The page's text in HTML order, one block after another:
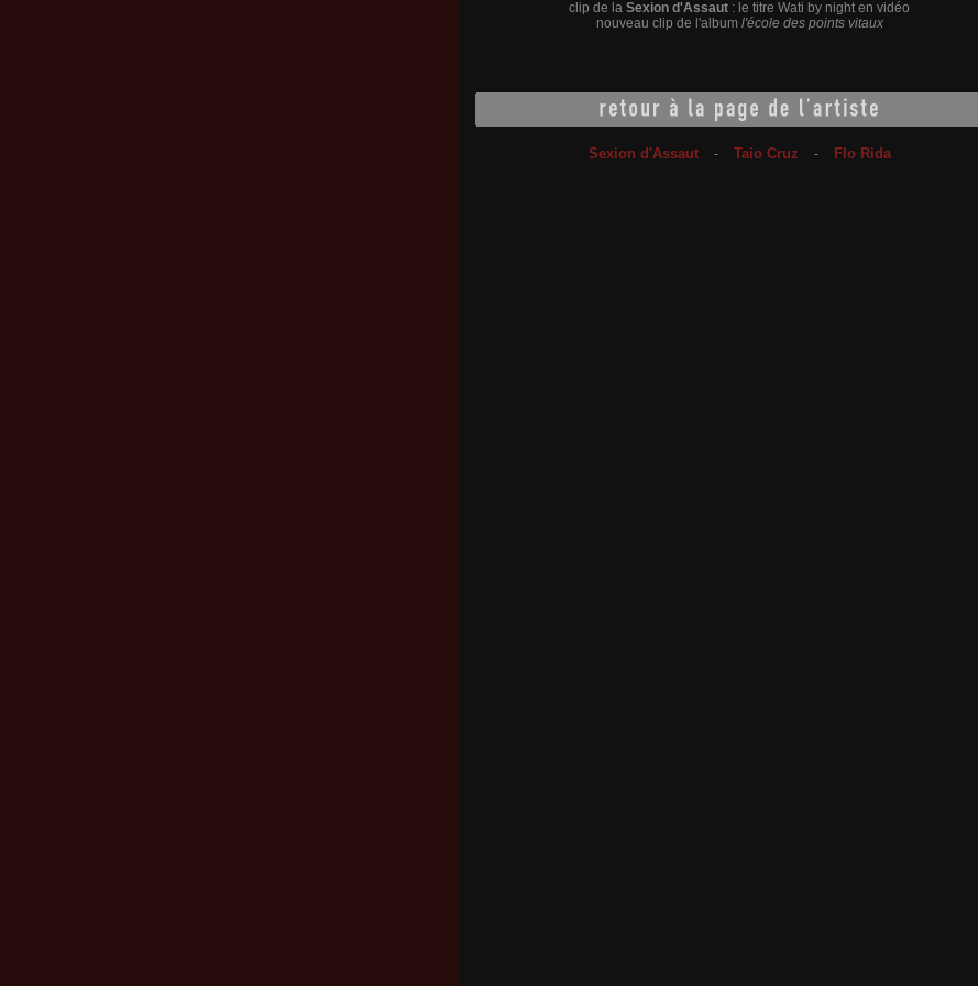
clip de la Sexion d'Assaut : le titre Wati by night en vidéo
nouveau clip de l'album l'école des points vitaux
Sexion d'Assaut - Taio Cruz - Flo Rida